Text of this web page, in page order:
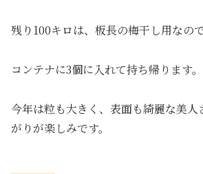
残り100キロは、板長の梅干し用なの
コンテナに3個に入れて持ち帰ります。
今年は粒も大きく、表面も綺麗な美人
がりが楽しみです。